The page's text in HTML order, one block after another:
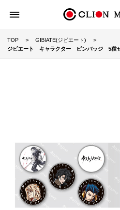
TOP
GIBIATE(ジビエート)
ジビエート キャラクター ピンバッジ 5種セ